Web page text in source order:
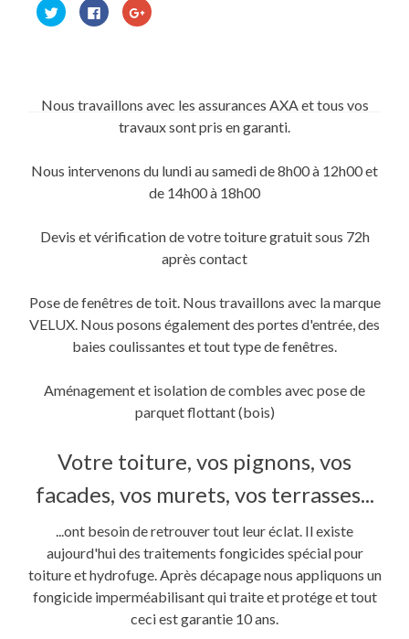
Cliquez
pour
partager
Cliquez
pour
partager
Cliquez
pour
fenêtre)
Nous travaillons avec les assurances AXA et tous vos
travaux sont pris en garanti.
Nous intervenons du lundi au samedi de 8h00 à 12h00 et
de 14h00 à 18h00
Devis et vérification de votre toiture gratuit sous 72h
après contact
Pose de fenêtres de toit. Nous travaillons avec la marque
VELUX. Nous posons également des portes d'entrée, des
baies coulissantes et tout type de fenêtres.
Aménagement et isolation de combles avec pose de
parquet flottant (bois)
Votre toiture, vos pignons, vos
facades, vos murets, vos terrasses...
...ont besoin de retrouver tout leur éclat. Il existe
aujourd'hui des traitements fongicides spécial pour
toiture et hydrofuge. Après décapage nous appliquons un
fongicide imperméabilisant qui traite et protége et tout
ceci est garantie 10 ans.